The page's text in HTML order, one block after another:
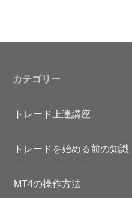
カテゴリー
トレード上達講座
トレードを始める前の知識
MT4の操作方法